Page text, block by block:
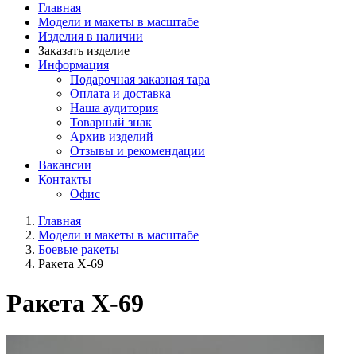
Главная
Модели и макеты в масштабе
Изделия в наличии
Заказать изделие
Информация
Подарочная заказная тара
Оплата и доставка
Наша аудитория
Товарный знак
Архив изделий
Отзывы и рекомендации
Вакансии
Контакты
Офис
Главная
Модели и макеты в масштабе
Боевые ракеты
Ракета Х-69
Ракета Х-69